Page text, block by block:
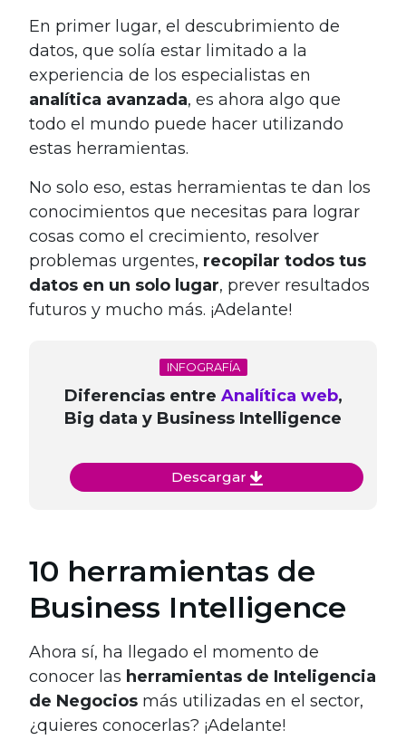
En primer lugar, el descubrimiento de
datos, que solía estar limitado a la
experiencia de los especialistas en
analítica avanzada, es ahora algo que
todo el mundo puede hacer utilizando
estas herramientas.
No solo eso, estas herramientas te dan los
conocimientos que necesitas para lograr
cosas como el crecimiento, resolver
problemas urgentes, recopilar todos tus
datos en un solo lugar, prever resultados
futuros y mucho más. ¡Adelante!
INFOGRAFÍA
Diferencias entre Analítica web,
Big data y Business Intelligence
Descargar
10 herramientas de
Business Intelligence
Ahora sí, ha llegado el momento de
conocer las herramientas de Inteligencia
de Negocios más utilizadas en el sector,
¿quieres conocerlas? ¡Adelante!